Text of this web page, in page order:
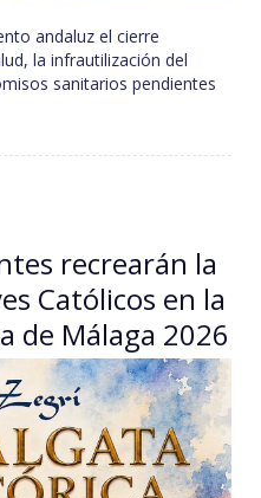
andaluz el cierre
la infrautilización del
sanitarios pendientes
recrearán la
Católicos en la
de Málaga 2026